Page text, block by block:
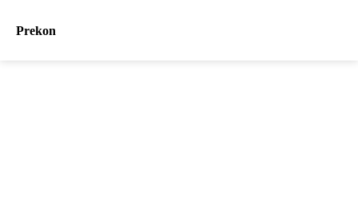
Prekon